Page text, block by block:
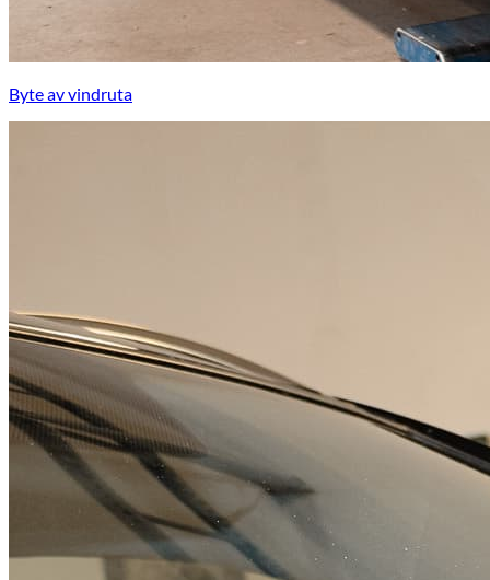
Byte av vindruta